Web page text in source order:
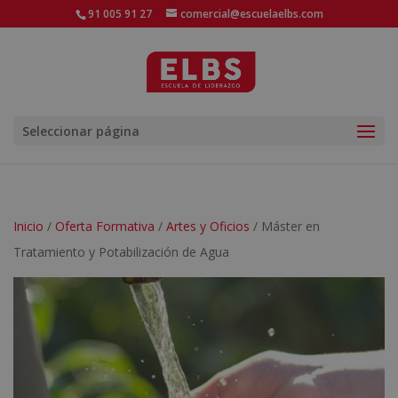
91 005 91 27 comercial@escuelaelbs.com
Seleccionar página
Inicio / Oferta Formativa / Artes y Oficios / Máster en
Tratamiento y Potabilización de Agua